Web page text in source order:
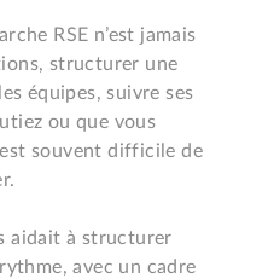
RSE n’est jamais
structurer une
équipes, suivre ses
ou que vous
souvent difficile de
aidait à structurer
avec un cadre